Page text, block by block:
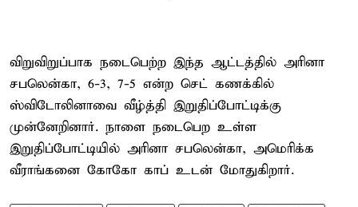
விறுவிறுப்பாக நடைபெற்ற இந்த ஆட்டத்தில் அரினா
சபலென்கா, 6-3, 7-5 என்ற செட் கணக்கில்
ஸ்விடோலினாவை வீழ்த்தி இறுதிப்போட்டிக்கு
முன்னேறினார். நாளை நடைபெற உள்ள
இறுதிப்போட்டியில் அரினா சபலென்கா, அமெரிக்க
வீராங்கனை கோகோ காப் உடன் மோதுகிறார்.